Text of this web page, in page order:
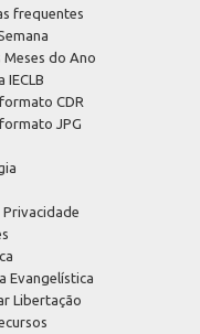
frequentes
Meses do Ano
IECLB
CDR
JPG
Evangelística
Libertação